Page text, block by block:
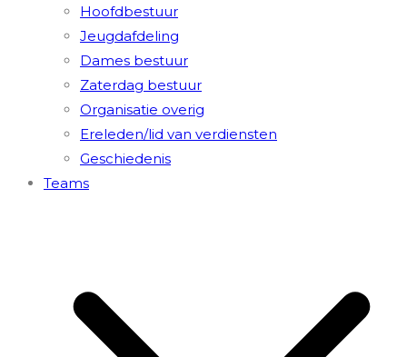
Hoofdbestuur
Jeugdafdeling
Dames bestuur
Zaterdag bestuur
Organisatie overig
Ereleden/lid van verdiensten
Geschiedenis
Teams